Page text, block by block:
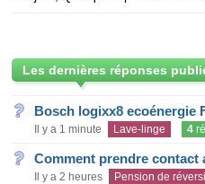
Les dernières réponses
Bosch logixx8 ecoénergie
Il y a 1 minute Lave-linge 4
Comment prendre contact
Il y a 2 heures Pension de